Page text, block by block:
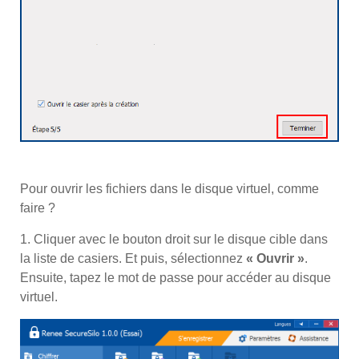
Pour ouvrir les fichiers dans le disque virtuel, comme
faire ?
1. Cliquer avec le bouton droit sur le disque cible dans
la liste de casiers. Et puis, sélectionnez « Ouvrir ».
Ensuite, tapez le mot de passe pour accéder au disque
virtuel.